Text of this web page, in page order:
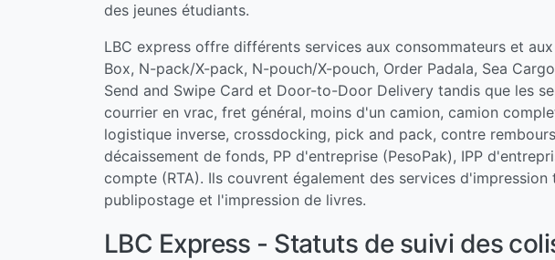
des jeunes étudiants.
LBC express offre différents services aux consommateurs et
Box, N-pack/X-pack, N-pouch/X-pouch, Order Padala, Sea
Send and Swipe Card et Door-to-Door Delivery tandis que les
courrier en vrac, fret général, moins d'un camion, camion
logistique inverse, crossdocking, pick and pack, contre
décaissement de fonds, PP d'entreprise (PesoPak), IPP
compte (RTA). Ils couvrent également des services
publipostage et l'impression de livres.
LBC Express - Statuts de suivi des